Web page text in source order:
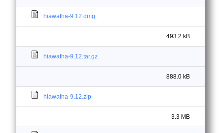
hiawatha-9.12.dmg
493.2 kB
hiawatha-9.12.tar.gz
888.0 kB
hiawatha-9.12.zip
3.3 MB